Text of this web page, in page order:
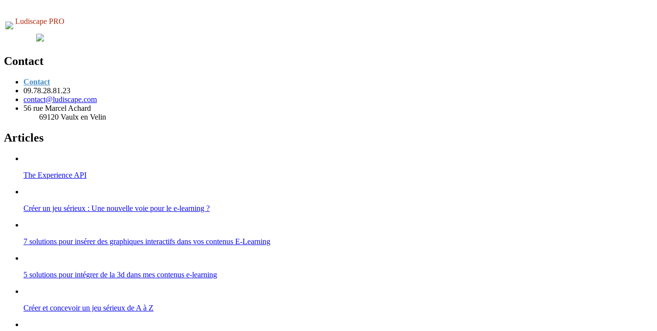
Ludiscape PRO
Contact
Contact
09.78.28.81.23
contact@ludiscape.com
56 rue Marcel Achard
69120 Vaulx en Velin
Articles
The Experience API
Créer un jeu sérieux : Une nouvelle voie pour le e-learning ?
7 solutions pour insérer des graphiques interactifs dans vos contenus E-Learning
5 solutions pour intégrer de la 3d dans mes contenus e-learning
Créer et concevoir un jeu sérieux de A à Z